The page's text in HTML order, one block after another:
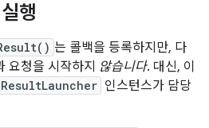
행
는 콜백을 등록하지만, 다
요청을 시작하지 않습니다. 대신, 이
인스턴스가 담당